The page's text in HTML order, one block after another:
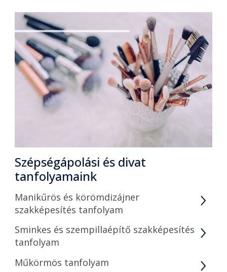
Szépségápolási és divat
tanfolyamaink
Manikűrös és körömdizájner
szakképesítés tanfolyam
Sminkes és szempillaépítő szakképesítés
tanfolyam
Műkörmös tanfolyam